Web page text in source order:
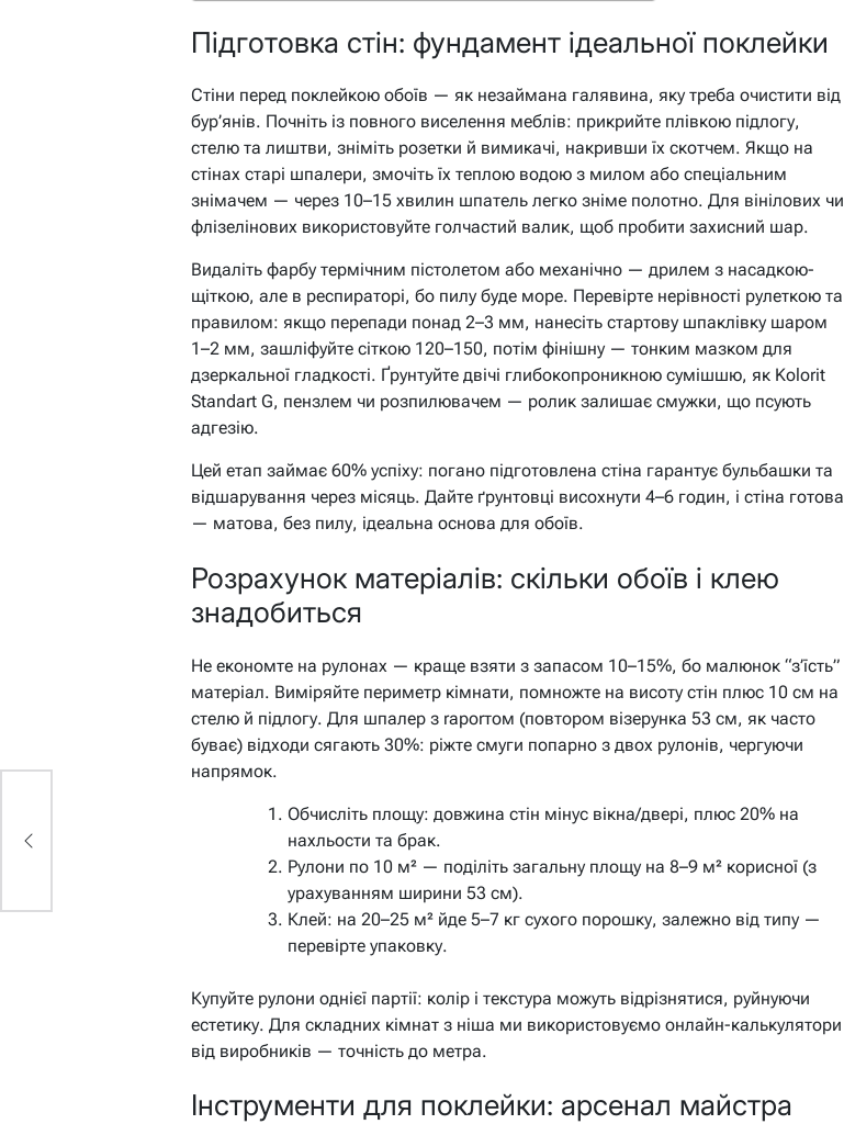
Підготовка стін: фундамент ідеальної поклейки
Стіни перед поклейкою обоїв — як незаймана галявина, яку треба очистити від
бур’янів. Почніть із повного виселення меблів: прикрийте плівкою підлогу,
стелю та лиштви, зніміть розетки й вимикачі, накривши їх скотчем. Якщо на
стінах старі шпалери, змочіть їх теплою водою з милом або спеціальним
знімачем — через 10–15 хвилин шпатель легко зніме полотно. Для вінілових чи
флізелінових використовуйте голчастий валик, щоб пробити захисний шар.
Видаліть фарбу термічним пістолетом або механічно — дрилем з насадкою-
щіткою, але в респираторі, бо пилу буде море. Перевірте нерівності рулеткою та
правилом: якщо перепади понад 2–3 мм, нанесіть стартову шпаклівку шаром
1–2 мм, зашліфуйте сіткою 120–150, потім фінішну — тонким мазком для
дзеркальної гладкості. Ґрунтуйте двічі глибокопроникною сумішшю, як Kolorit
Standart G, пензлем чи розпилювачем — ролик залишає смужки, що псують
адгезію.
Цей етап займає 60% успіху: погано підготовлена стіна гарантує бульбашки та
відшарування через місяць. Дайте ґрунтовці висохнути 4–6 годин, і стіна готова
— матова, без пилу, ідеальна основа для обоїв.
Розрахунок матеріалів: скільки обоїв і клею
знадобиться
Не економте на рулонах — краще взяти з запасом 10–15%, бо малюнок “з’їсть”
матеріал. Виміряйте периметр кімнати, помножте на висоту стін плюс 10 см на
стелю й підлогу. Для шпалер з raporтом (повтором візерунка 53 см, як часто
буває) відходи сягають 30%: ріжте смуги попарно з двох рулонів, чергуючи
напрямок.
Обчисліть площу: довжина стін мінус вікна/двері, плюс 20% на
нахльости та брак.
Рулони по 10 м² — поділіть загальну площу на 8–9 м² корисної (з
урахуванням ширини 53 см).
Клей: на 20–25 м² йде 5–7 кг сухого порошку, залежно від типу —
перевірте упаковку.
Купуйте рулони однієї партії: колір і текстура можуть відрізнятися, руйнуючи
естетику. Для складних кімнат з ніша ми використовуємо онлайн-калькулятори
від виробників — точність до метра.
Інструменти для поклейки: арсенал майстра